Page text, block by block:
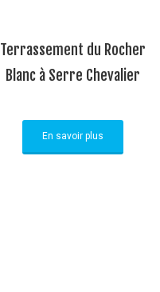
Terrassement du Rocher
Blanc à Serre Chevalier
En savoir plus